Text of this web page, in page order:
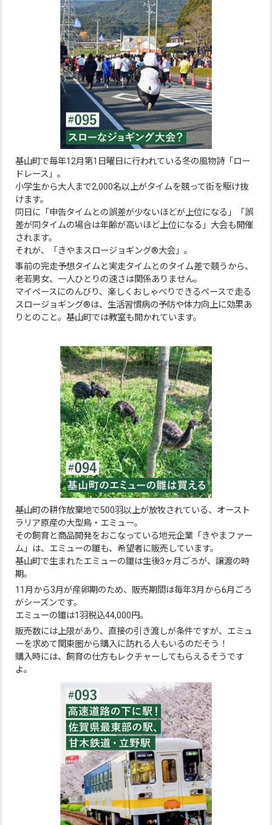
基山町で毎年12月第1日曜日に行われている冬の風物詩「ロー
ドレース」。
小学生から大人まで2,000名以上がタイムを競って街を駆け抜
けます。
同日に「申告タイムとの誤差が少ないほどが上位になる」「誤
差が同タイムの場合は年齢が高いほど上位になる」大会も開催
されます。
それが、「きやまスロージョギング®大会」。
事前の完走予想タイムと実走タイムとのタイム差で競うから、
老若男女、一人ひとりの速さは関係ありません。
マイペースにのんびり、楽しくおしゃべりできるペースで走る
スロージョギング®は、生活習慣病の予防や体力向上に効果あ
りとのこと。基山町では教室も開かれています。
基山町の耕作放棄地で500羽以上が放牧されている、オースト
ラリア原産の大型鳥・エミュー。
その飼育と商品開発をおこなっている地元企業「きやまファー
ム」は、エミューの雛も、希望者に販売しています。
基山町で生まれたエミューの雛は生後3ヶ月ごろが、譲渡の時
期。
11月から3月が産卵期のため、販売期間は毎年3月から6月ごろ
がシーズンです。
エミューの雛は1羽税込44,000円。
販売数には上限があり、直接の引き渡しが条件ですが、エミュ
ーを求めて関東圏から購入に訪れる人もいるのだそう！
購入時には、飼育の仕方もレクチャーしてもらえるそうです
よ。